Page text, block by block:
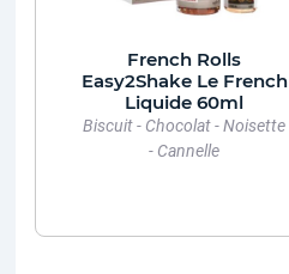
French Rolls
Easy2Shake Le French
Liquide 60ml
Biscuit - Chocolat - Noisette
- Cannelle